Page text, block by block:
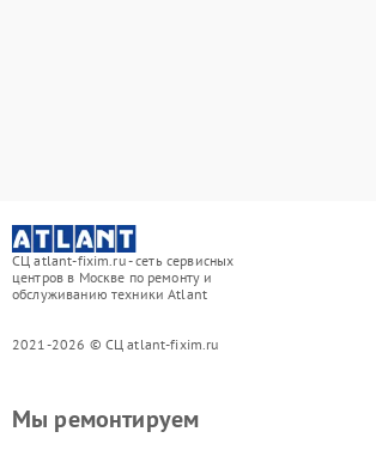
СЦ atlant-fixim.ru - сеть сервисных
центров в Москве по ремонту и
обслуживанию техники Atlant
2021-2026 © СЦ atlant-fixim.ru
Мы ремонтируем